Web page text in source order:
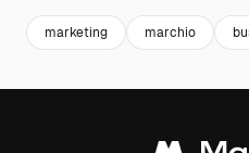
marketing marchio